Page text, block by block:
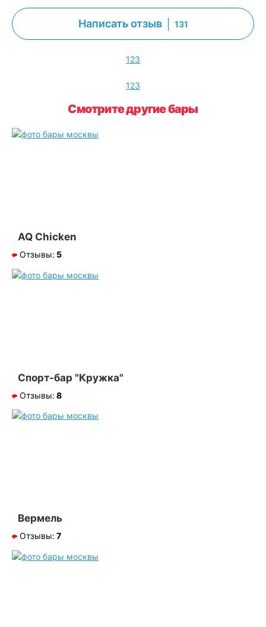
Написать отзыв 131
123
123
Смотрите другие бары
AQ Chicken
Отзывы: 5
Спорт-бар "Кружка"
Отзывы: 8
Вермель
Отзывы: 7